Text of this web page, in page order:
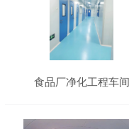
食品厂净化工程车间